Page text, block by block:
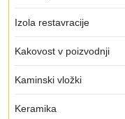
Izola restavracije
Kakovost v poizvodnji
Kaminski vložki
Keramika